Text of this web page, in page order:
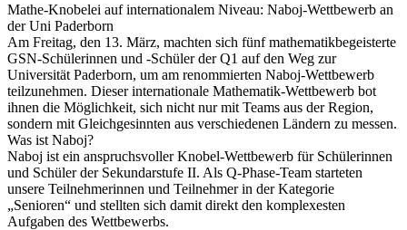
Mathe-Knobelei auf internationalem Niveau: Naboj-Wettbewerb an
der Uni Paderborn
Am Freitag, den 13. März, machten sich fünf mathematikbegeisterte
GSN-Schülerinnen und -Schüler der Q1 auf den Weg zur
Universität Paderborn, um am renommierten Naboj-Wettbewerb
teilzunehmen. Dieser internationale Mathematik-Wettbewerb bot
ihnen die Möglichkeit, sich nicht nur mit Teams aus der Region,
sondern mit Gleichgesinnten aus verschiedenen Ländern zu messen.
Was ist Naboj?
Naboj ist ein anspruchsvoller Knobel-Wettbewerb für Schülerinnen
und Schüler der Sekundarstufe II. Als Q-Phase-Team starteten
unsere Teilnehmerinnen und Teilnehmer in der Kategorie
„Senioren“ und stellten sich damit direkt den komplexesten
Aufgaben des Wettbewerbs.